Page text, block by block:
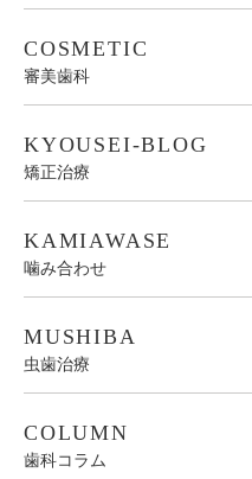
COSMETIC
審美歯科
KYOUSEI-BLOG
矯正治療
KAMIAWASE
噛み合わせ
MUSHIBA
虫歯治療
COLUMN
歯科コラム